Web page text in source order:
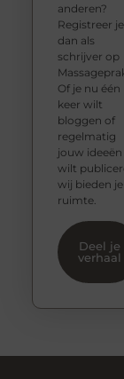
anderen?
Registreer je
dan als
schrijver op
Of je nu één
keer wilt
bloggen of
regelmatig
jouw ideeën
wilt
wij bieden
ruimte.
Deel je
verhaal